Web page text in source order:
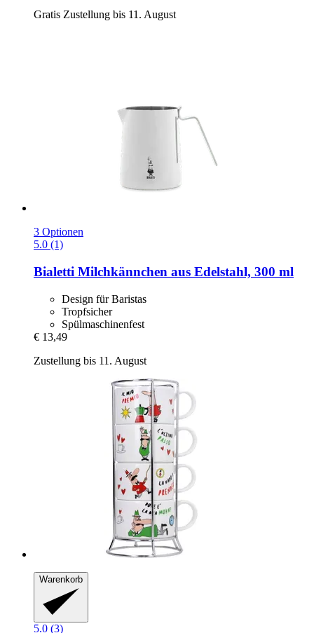
Gratis Zustellung bis 11. August
3 Optionen
5.0 (1)
Bialetti Milchkännchen aus Edelstahl, 300 ml
Design für Baristas
Tropfsicher
Spülmaschinenfest
€ 13,49
Zustellung bis 11. August
Warenkorb
5.0 (3)